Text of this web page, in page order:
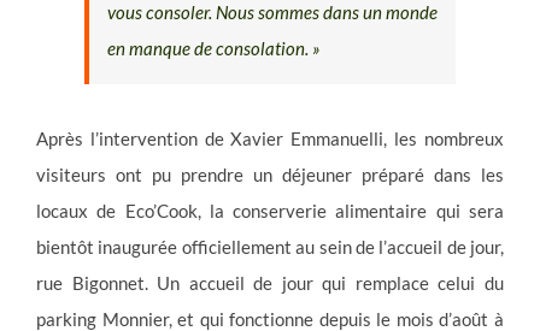
vous consoler. Nous sommes dans un monde
en manque de consolation. »
Après l’intervention de Xavier Emmanuelli, les nombreux
visiteurs ont pu prendre un déjeuner préparé dans les
locaux de Eco’Cook, la conserverie alimentaire qui sera
bientôt inaugurée officiellement au sein de l’accueil de jour,
rue Bigonnet. Un accueil de jour qui remplace celui du
parking Monnier, et qui fonctionne depuis le mois d’août à